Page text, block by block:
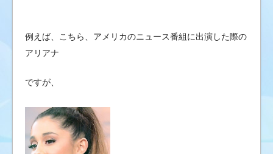
例えば、こちら、アメリカのニュース番組に出演した際の
アリアナ
ですが、